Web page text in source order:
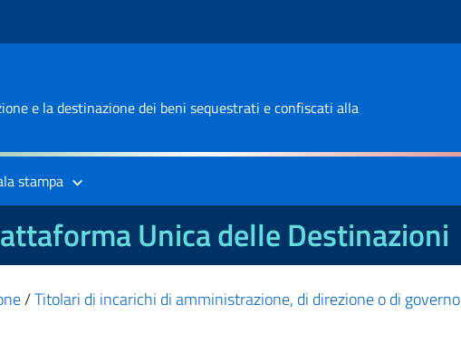
e la destinazione dei beni sequestrati e confiscati alla
stampa
Unica delle Destinazioni
/Titolari di incarichi di amministrazione, di direzione o di governo